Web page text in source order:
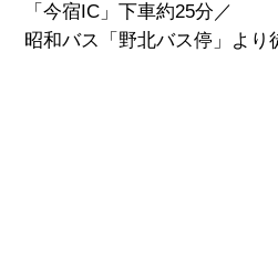
「今宿IC」下車約25分／
昭和バス「野北バス停」より